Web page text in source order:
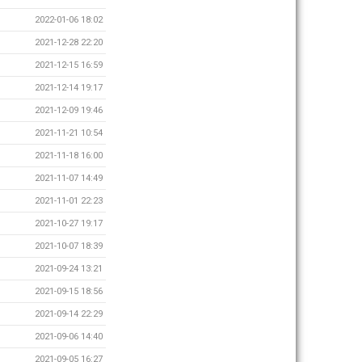
2022-01-06 18:02
2021-12-28 22:20
2021-12-15 16:59
2021-12-14 19:17
2021-12-09 19:46
2021-11-21 10:54
2021-11-18 16:00
2021-11-07 14:49
2021-11-01 22:23
2021-10-27 19:17
2021-10-07 18:39
2021-09-24 13:21
2021-09-15 18:56
2021-09-14 22:29
2021-09-06 14:40
2021-09-05 16:27